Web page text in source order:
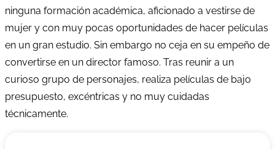
ninguna formación académica, aficionado a vestirse de
mujer y con muy pocas oportunidades de hacer películas
en un gran estudio. Sin embargo no ceja en su empeño de
convertirse en un director famoso. Tras reunir a un
curioso grupo de personajes, realiza películas de bajo
presupuesto, excéntricas y no muy cuidadas
técnicamente.